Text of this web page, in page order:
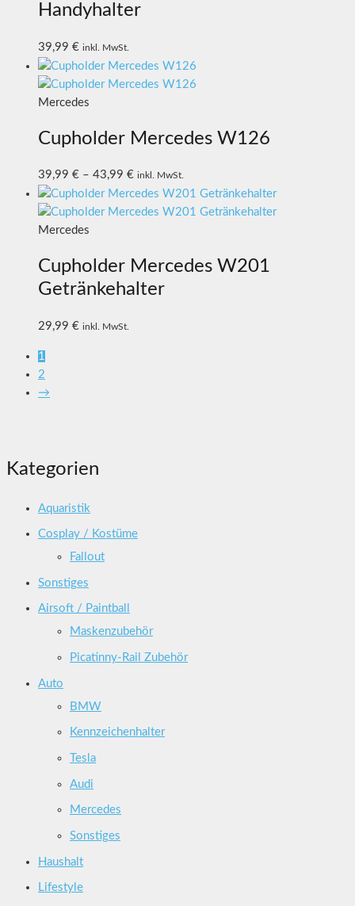
Kategorien
Aquaristik
Cosplay / Kostüme
Fallout
Sonstiges
Airsoft / Paintball
Maskenzubehör
Picatinny-Rail Zubehör
Auto
BMW
Kennzeichenhalter
Tesla
Audi
Mercedes
Sonstiges
Haushalt
Lifestyle
Handyhalter
39,99 € inkl. MwSt.
Mercedes
Cupholder Mercedes W126
39,99 € – 43,99 € inkl. MwSt.
Mercedes
Cupholder Mercedes W201
Getränkehalter
29,99 € inkl. MwSt.
1
2
→